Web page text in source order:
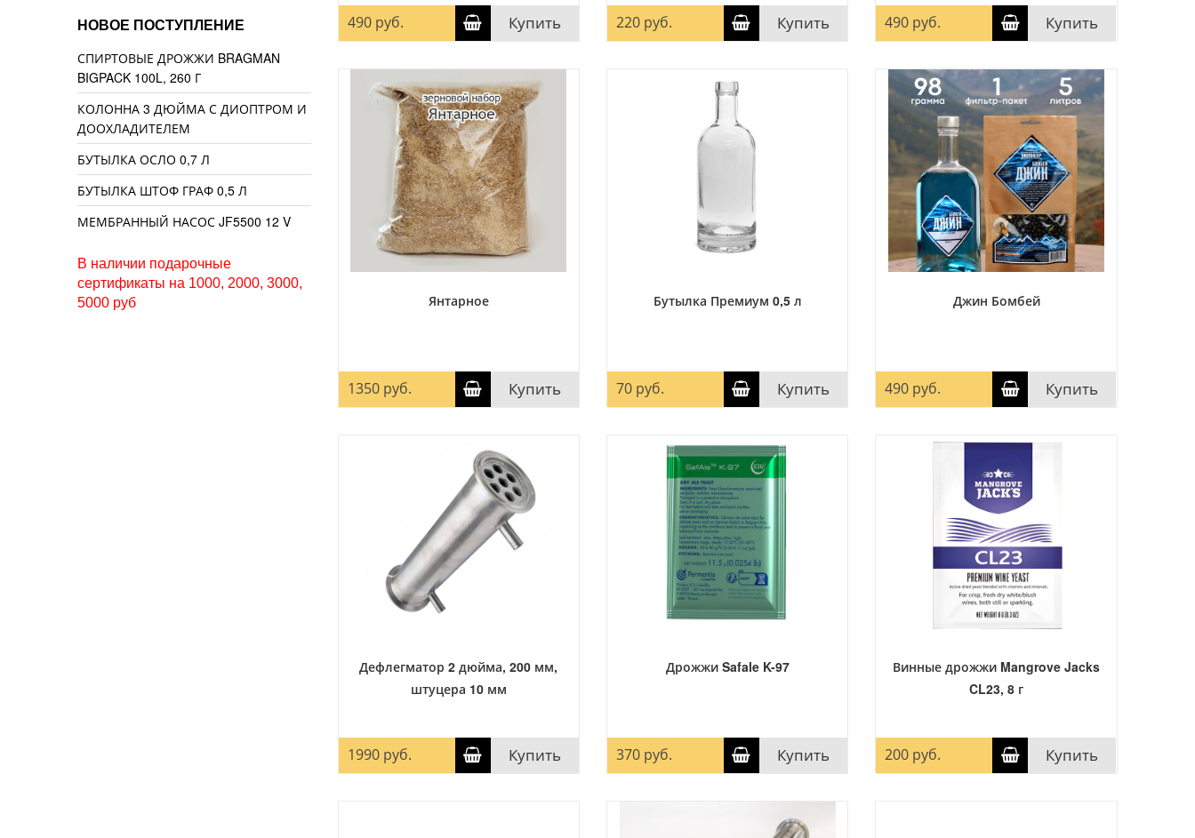
НОВОЕ ПОСТУПЛЕНИЕ
СПИРТОВЫЕ ДРОЖЖИ BRAGMAN
BIGPACK 100L, 260 Г
КОЛОННА 3 ДЮЙМА С ДИОПТРОМ И
ДООХЛАДИТЕЛЕМ
БУТЫЛКА ОСЛО 0,7 Л
БУТЫЛКА ШТОФ ГРАФ 0,5 Л
МЕМБРАННЫЙ НАСОС JF5500 12 V
В наличии подарочные
сертификаты на 1000, 2000, 3000,
5000 руб
490 руб. Купить 220 руб. Купить 490 руб. Купить
Янтарное
1350 руб. Купить
Бутылка Премиум 0,5 л
70 руб. Купить
Джин Бомбей
490 руб. Купить
Дефлегматор 2 дюйма, 200 мм,
штуцера 10 мм
1990 руб. Купить
Дрожжи Safale K-97
370 руб. Купить
Винные дрожжи Mangrove Jacks
CL23, 8 г
200 руб. Купить